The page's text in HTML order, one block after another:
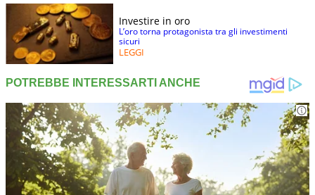
Investire in oro
L’oro torna protagonista tra gli investimenti
sicuri
LEGGI